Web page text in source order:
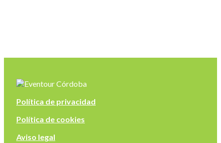
Política de privacidad
Política de cookies
Aviso legal